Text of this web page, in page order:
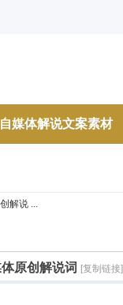
自媒体解说文案素材
解说 ...
原创解说词 [复制链接]